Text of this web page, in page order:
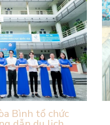
Bình tổ chức